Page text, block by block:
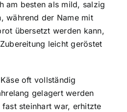
am besten als mild, salzig
während der Name mit
übersetzt werden kann,
leicht geröstet
oft vollständig
gelagert werden
steinhart war, erhitzte